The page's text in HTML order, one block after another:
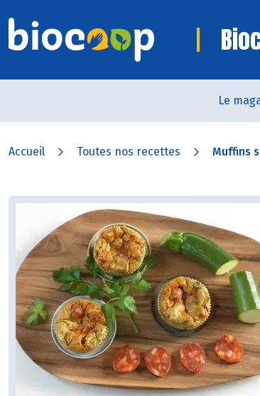
Le
Accueil Toutes nos recettes Muffins